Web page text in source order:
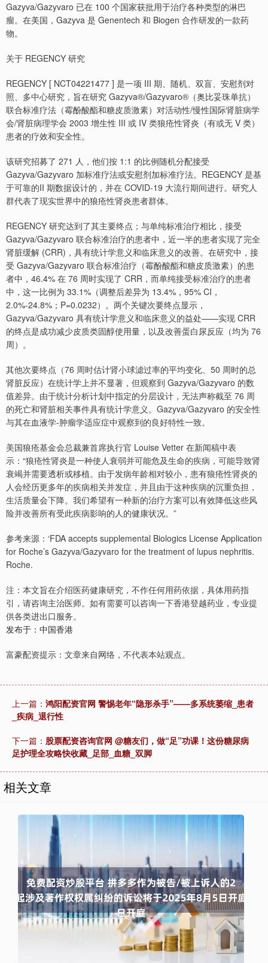
Gazyva/Gazyvaro 已在 100 个国家获批用于治疗各种类型的淋巴
瘤。在美国，Gazyva 是 Genentech 和 Biogen 合作研发的一款药
物。
关于 REGENCY 研究
REGENCY [ NCT04221477 ] 是一项 III 期、随机、双盲、安慰剂对
照、多中心研究，旨在研究 Gazyva®/Gazyvaro®（奥比妥珠单抗）
联合标准疗法（霉酚酸酯和糖皮质激素）对活动性/慢性国际肾脏病学
会/肾脏病理学会 2003 增生性 III 或 IV 类狼疮性肾炎（有或无 V 类）
患者的疗效和安全性。
该研究招募了 271 人，他们按 1:1 的比例随机分配接受
Gazyva/Gazyvaro 加标准疗法或安慰剂加标准疗法。REGENCY 是基
于可靠的II 期数据设计的，并在 COVID-19 大流行期间进行。研究人
群代表了现实世界中的狼疮性肾炎患者群体。
REGENCY 研究达到了其主要终点；与单纯标准治疗相比，接受
Gazyva/Gazyvaro 联合标准治疗的患者中，近一半的患者实现了完全
肾脏缓解 (CRR)，具有统计学意义和临床意义的改善。在研究中，接
受 Gazyva/Gazyvaro 联合标准治疗（霉酚酸酯和糖皮质激素）的患
者中，46.4% 在 76 周时实现了 CRR，而单纯接受标准治疗的患者
中，这一比例为 33.1%（调整后差异为 13.4%，95% CI，
2.0%-24.8%；P=0.0232）。两个关键次要终点显示，
Gazyva/Gazyvaro 具有统计学意义和临床意义的益处——实现 CRR
的终点是成功减少皮质类固醇使用量，以及改善蛋白尿反应（均为 76
周）。
其他次要终点（76 周时估计肾小球滤过率的平均变化、50 周时的总
肾脏反应）在统计学上并不显著，但观察到 Gazyva/Gazyvaro 的数
值差异。由于统计分析计划中指定的分层设计，无法声称截至 76 周
的死亡和肾脏相关事件具有统计学意义。Gazyva/Gazyvaro 的安全性
与其在血液学-肿瘤学适应症中观察到的良好特性一致。
美国狼疮基金会总裁兼首席执行官 Louise Vetter 在新闻稿中表
示：“狼疮性肾炎是一种使人衰弱并可能危及生命的疾病，可能导致肾
衰竭并需要透析或移植。由于发病年龄相对较小，患有狼疮性肾炎的
人会经历更多年的疾病相关并发症，并且由于这种疾病的沉重负担，
生活质量会下降。我们希望有一种新的治疗方案可以有效降低这些风
险并改善所有受此疾病影响的人的健康状况。”
参考来源：‘FDA accepts supplemental Biologics License Application
for Roche’s Gazyva/Gazyvaro for the treatment of lupus nephritis.
Roche.
注：本文旨在介绍医药健康研究，不作任何用药依据，具体用药指
引，请咨询主治医师。如有需要可以咨询一下香港登越药业，专业提
供各类进出口服务。
发布于：中国香港
富豪配资提示：文章来自网络，不代表本站观点。
上一篇： 鸿阳配资官网 警惕老年“隐形杀手”——多系统萎缩_患者
_疾病_退行性
下一篇： 股票配资咨询官网 @糖友们，做“足”功课！这份糖尿病
足护理全攻略快收藏_足部_血糖_双脚
相关文章